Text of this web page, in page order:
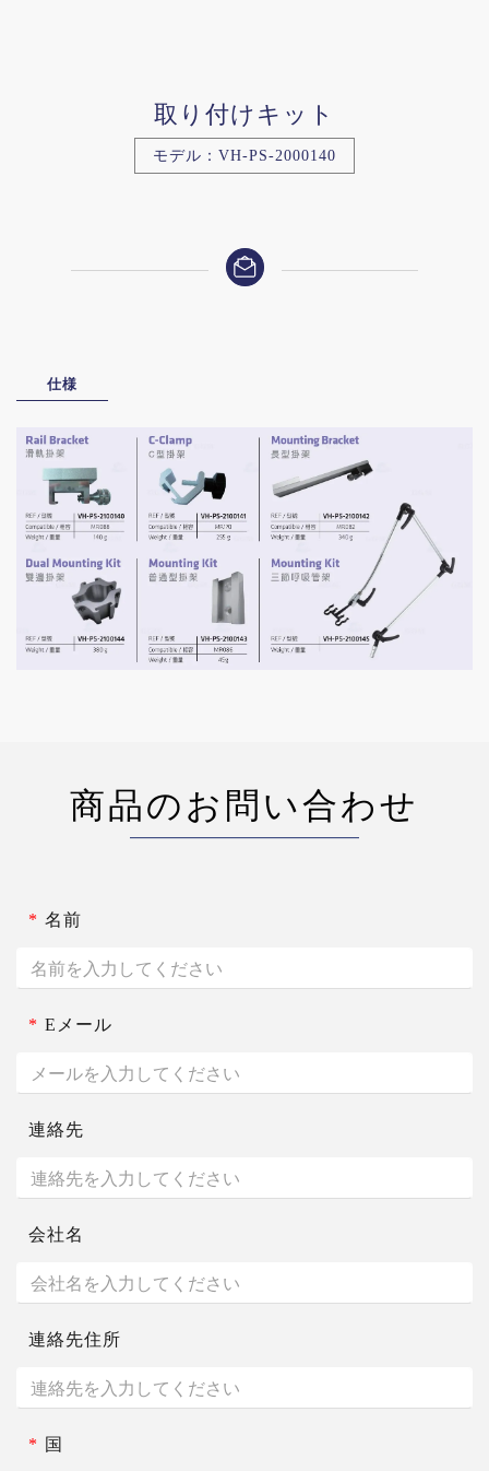
取り付けキット
モデル：VH-PS-2000140
仕様
商品のお問い合わせ
* 名前
* Eメール
連絡先
会社名
連絡先住所
* 国